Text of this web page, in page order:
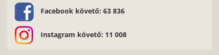
Facebook követő: 63 836
Instagram követő: 11 008